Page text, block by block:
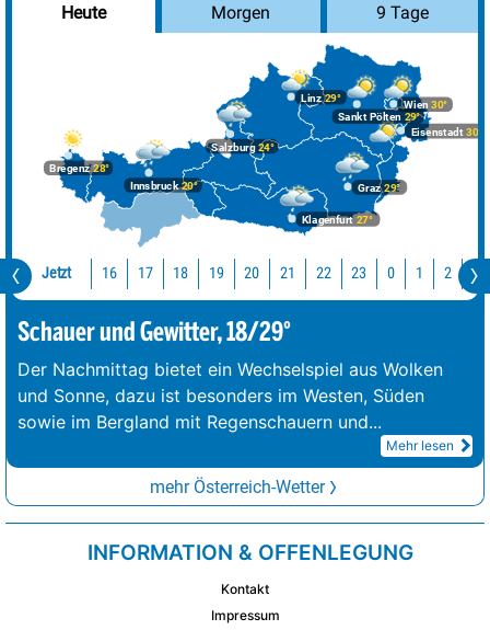
Heute Morgen 9 Tage
Bregenz28°
Graz29°
Innsbruck20°
Klagenfurt 27°
Linz29°
Salzburg24°
Wien 30°
Eisenstadt 30°
Sankt Pölten 29°
Jetzt 16 17 18 19 20 21 22 23 0 1 2 3
Schauer und Gewitter, 18/29°
Der Nachmittag bietet ein Wechselspiel aus Wolken
und Sonne, dazu ist besonders im Westen, Süden
sowie im Bergland mit Regenschauern und...
Mehr lesen
mehr Österreich-Wetter
INFORMATION & OFFENLEGUNG
Kontakt
Impressum